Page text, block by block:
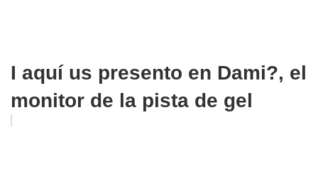
I aquí us presento en Dami?, el
monitor de la pista de gel